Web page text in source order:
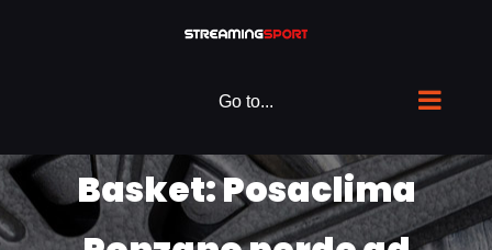
Go to...
Basket: Posaclima